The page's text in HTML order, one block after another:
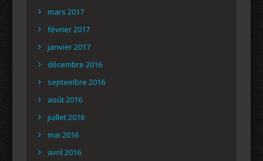
mars 2017
février 2017
janvier 2017
décembre 2016
septembre 2016
août 2016
juillet 2016
mai 2016
avril 2016